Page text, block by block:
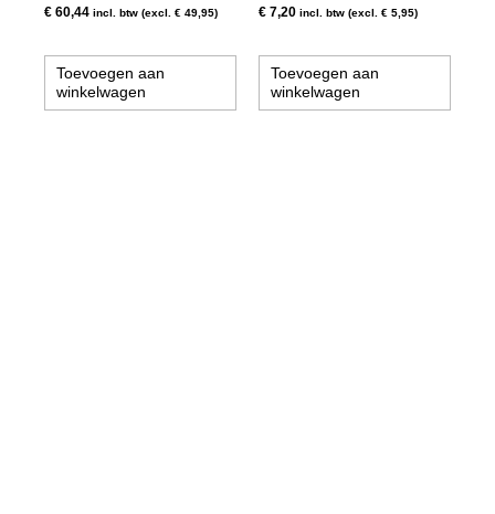
€ 60,44 incl. btw (excl. € 49,95)
Toevoegen aan
winkelwagen
€ 7,20 incl. btw (excl. € 5,95)
Toevoegen aan
winkelwagen